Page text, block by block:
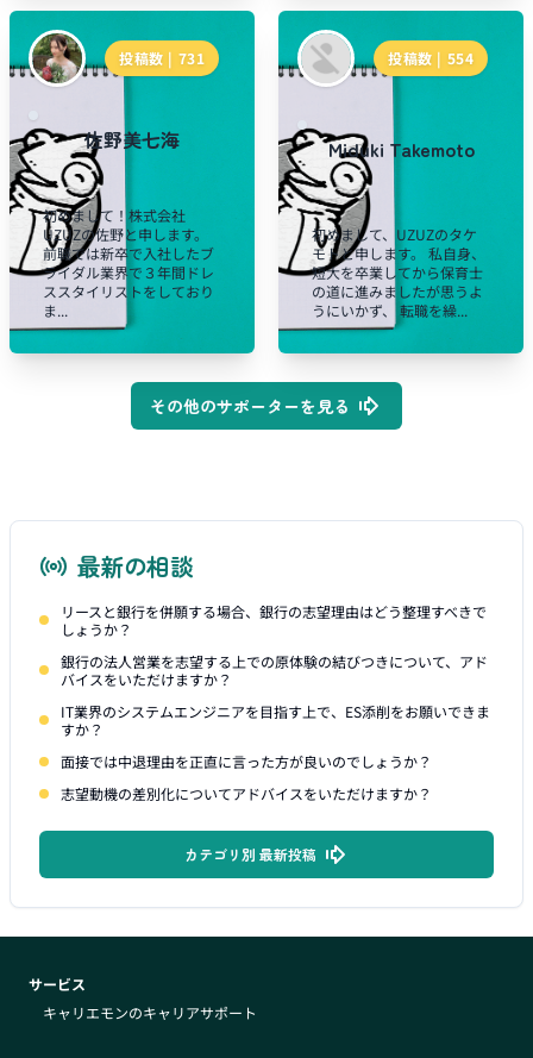
投稿数 | 731
佐野美七海
初めまして！株式会社
UZUZの佐野と申します。
前職では新卒で入社したブ
ライダル業界で３年間ドレ
ススタイリストをしており
ま...
投稿数 | 554
Miduki Takemoto
初めまして、UZUZのタケ
モトと申します。 私自身、
短大を卒業してから保育士
の道に進みましたが思うよ
うにいかず、 転職を繰...
その他のサポーターを見る
最新の相談
リースと銀行を併願する場合、銀行の志望理由はどう整理すべきで
しょうか？
銀行の法人営業を志望する上での原体験の結びつきについて、アド
バイスをいただけますか？
IT業界のシステムエンジニアを目指す上で、ES添削をお願いできま
すか？
面接では中退理由を正直に言った方が良いのでしょうか？
志望動機の差別化についてアドバイスをいただけますか？
カテゴリ別 最新投稿
サービス
キャリエモンのキャリアサポート